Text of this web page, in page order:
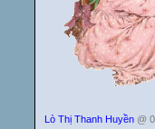
Lò Thị Thanh Huyền @